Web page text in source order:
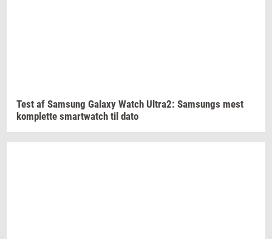
Test af Sams­ung Ga­laxy Watch Ultra2: Sams­ungs mest
kom­plet­te smartwatch til dato